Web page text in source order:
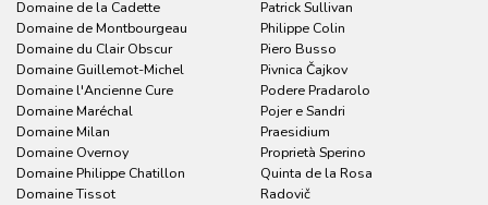
Domaine de la Cadette
Domaine de Montbourgeau
Domaine du Clair Obscur
Domaine Guillemot-Michel
Domaine l'Ancienne Cure
Domaine Maréchal
Domaine Milan
Domaine Overnoy
Domaine Philippe Chatillon
Domaine Tissot
Patrick Sullivan
Philippe Colin
Piero Busso
Pivnica Čajkov
Podere Pradarolo
Pojer e Sandri
Praesidium
Proprietà Sperino
Quinta de la Rosa
Radovič